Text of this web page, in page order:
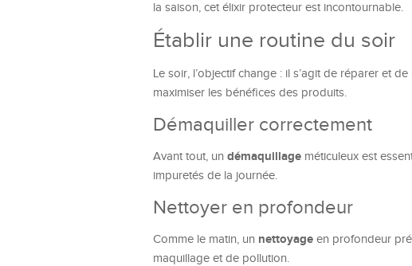
la saison, cet élixir protecteur est incontournable.
Établir une routine du soir
Le soir, l’objectif change : il s’agit de réparer et
maximiser les bénéfices des produits.
Démaquiller correctement
Avant tout, un démaquillage méticuleux est
impuretés de la journée.
Nettoyer en profondeur
Comme le matin, un nettoyage en profondeur
maquillage et de pollution.